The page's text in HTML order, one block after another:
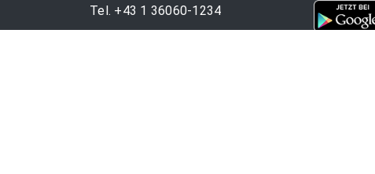
Tel. +43 1 36060-1234